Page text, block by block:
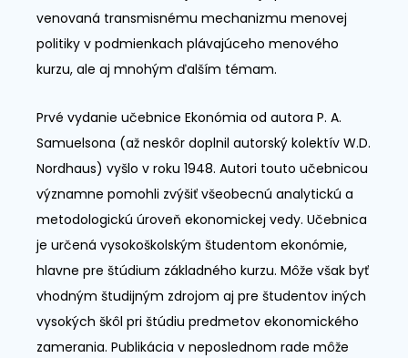
venovaná transmisnému mechanizmu menovej
politiky v podmienkach plávajúceho menového
kurzu, ale aj mnohým ďalším témam.
Prvé vydanie učebnice Ekonómia od autora P. A.
Samuelsona (až neskôr doplnil autorský kolektív W.D.
Nordhaus) vyšlo v roku 1948. Autori touto učebnicou
významne pomohli zvýšiť všeobecnú analytickú a
metodologickú úroveň ekonomickej vedy. Učebnica
je určená vysokoškolským študentom ekonómie,
hlavne pre štúdium základného kurzu. Môže však byť
vhodným študijným zdrojom aj pre študentov iných
vysokých škôl pri štúdiu predmetov ekonomického
zamerania. Publikácia v neposlednom rade môže